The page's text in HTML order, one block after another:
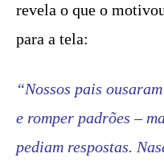
revela o que o
para a tela:
“Nossos pais
e romper padrões –
pediam respostas.